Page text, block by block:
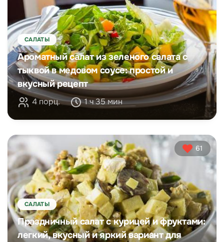
САЛАТЫ
Ароматный салат из зеленого салата с
тыквой в медовом соусе: простой и
вкусный рецепт
4 порц. 1 ч 35 мин
61
САЛАТЫ
Праздничный салат с курицей и фруктами:
легкий, вкусный и яркий вариант для